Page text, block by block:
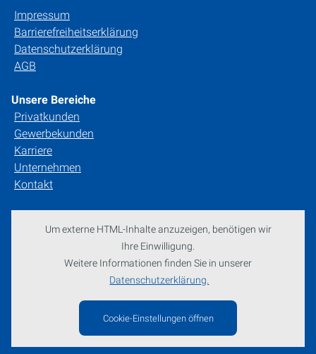
Impressum
Barrierefreiheitserklärung
Datenschutzerklärung
AGB
Unsere Bereiche
Privatkunden
Gewerbekunden
Karriere
Unternehmen
Kontakt
Um externe HTML-Inhalte anzuzeigen, benötigen wir
Ihre Einwilligung.
Weitere Informationen finden Sie in unserer
Datenschutzerklärung.
Cookie-Einstellungen öffnen